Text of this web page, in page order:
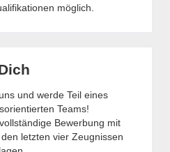
möglich.
und werde Teil eines
Teams!
Bewerbung mit
letzten vier Zeugnissen